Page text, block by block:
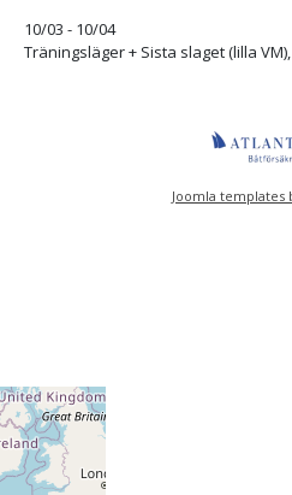
10/03 - 10/04
Träningsläger + Sista slaget (lilla
Joomla templates